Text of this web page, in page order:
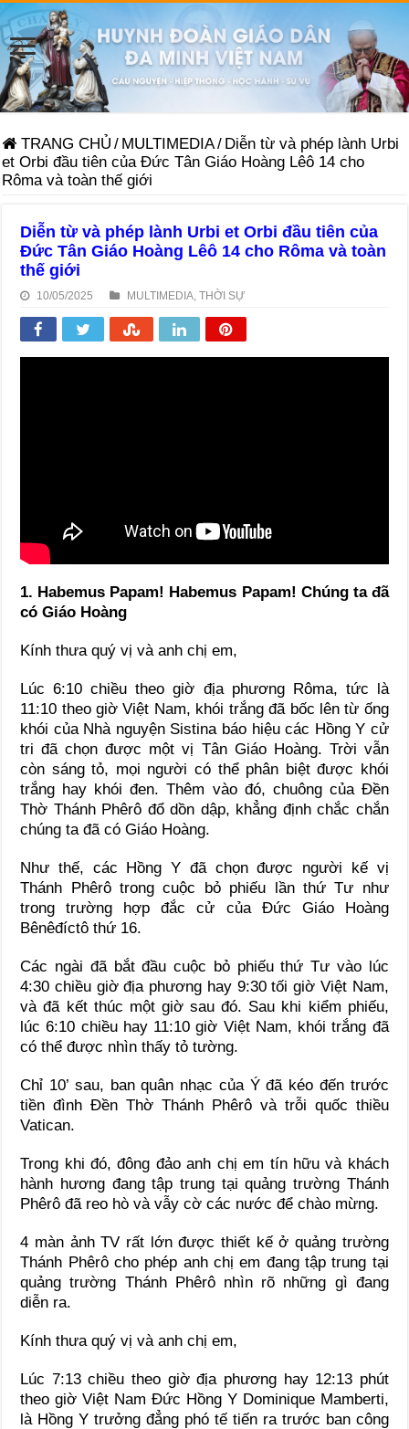
TRANG CHỦ / MULTIMEDIA/ Diễn từ và phép lành Urbi
et Orbi đầu tiên của Đức Tân Giáo Hoàng Lêô 14 cho
Rôma và toàn thế giới
Diễn từ và phép lành Urbi et Orbi đầu tiên của
Đức Tân Giáo Hoàng Lêô 14 cho Rôma và toàn
thế giới
10/05/2025 MULTIMEDIA ,THỜI SỰ
1. Habemus Papam! Habemus Papam! Chúng ta đã
có Giáo Hoàng
Kính thưa quý vị và anh chị em,
Lúc 6:10 chiều theo giờ địa phương Rôma, tức là
11:10 theo giờ Việt Nam, khói trắng đã bốc lên từ ống
khói của Nhà nguyện Sistina báo hiệu các Hồng Y cử
tri đã chọn được một vị Tân Giáo Hoàng. Trời vẫn
còn sáng tỏ, mọi người có thể phân biệt được khói
trắng hay khói đen. Thêm vào đó, chuông của Đền
Thờ Thánh Phêrô đổ dồn dập, khẳng định chắc chắn
chúng ta đã có Giáo Hoàng.
Như thế, các Hồng Y đã chọn được người kế vị
Thánh Phêrô trong cuộc bỏ phiếu lần thứ Tư như
trong trường hợp đắc cử của Đức Giáo Hoàng
Bênêđíctô thứ 16.
Các ngài đã bắt đầu cuộc bỏ phiếu thứ Tư vào lúc
4:30 chiều giờ địa phương hay 9:30 tối giờ Việt Nam,
và đã kết thúc một giờ sau đó. Sau khi kiểm phiếu,
lúc 6:10 chiều hay 11:10 giờ Việt Nam, khói trắng đã
có thể được nhìn thấy tỏ tường.
Chỉ 10’ sau, ban quân nhạc của Ý đã kéo đến trước
tiền đình Đền Thờ Thánh Phêrô và trỗi quốc thiều
Vatican.
Trong khi đó, đông đảo anh chị em tín hữu và khách
hành hương đang tập trung tại quảng trường Thánh
Phêrô đã reo hò và vẫy cờ các nước để chào mừng.
4 màn ảnh TV rất lớn được thiết kế ở quảng trường
Thánh Phêrô cho phép anh chị em đang tập trung tại
quảng trường Thánh Phêrô nhìn rõ những gì đang
diễn ra.
Kính thưa quý vị và anh chị em,
Lúc 7:13 chiều theo giờ địa phương hay 12:13 phút
theo giờ Việt Nam Đức Hồng Y Dominique Mamberti,
là Hồng Y trưởng đẳng phó tế tiến ra trước ban công